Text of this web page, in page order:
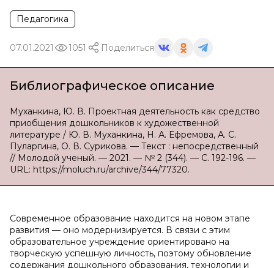
Педагогика
07.01.2021 1051 Поделиться
Библиографическое описание
Муханкина, Ю. В. Проектная деятельность как средство
приобщения дошкольников к художественной
литературе / Ю. В. Муханкина, Н. А. Ефремова, А. С.
Пуларгина, О. В. Сурикова. — Текст : непосредственный
// Молодой ученый. — 2021. — № 2 (344). — С. 192-196. —
URL: https://moluch.ru/archive/344/77320.
Современное образование находится на новом этапе
развития — оно модернизируется. В связи с этим
образовательное учреждение ориентировано на
творческую успешную личность, поэтому обновление
содержания дошкольного образования, технологии и